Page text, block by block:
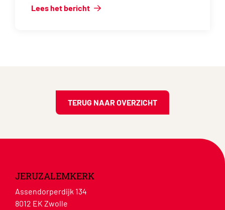
Lees het bericht
TERUG NAAR OVERZICHT
JERUZALEMKERK
Assendorperdijk 134
8012 EK Zwolle